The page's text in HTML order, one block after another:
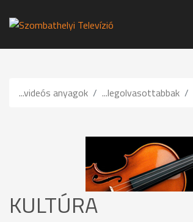
...videós anyagok ...legolvasottabbak
KULTÚRA